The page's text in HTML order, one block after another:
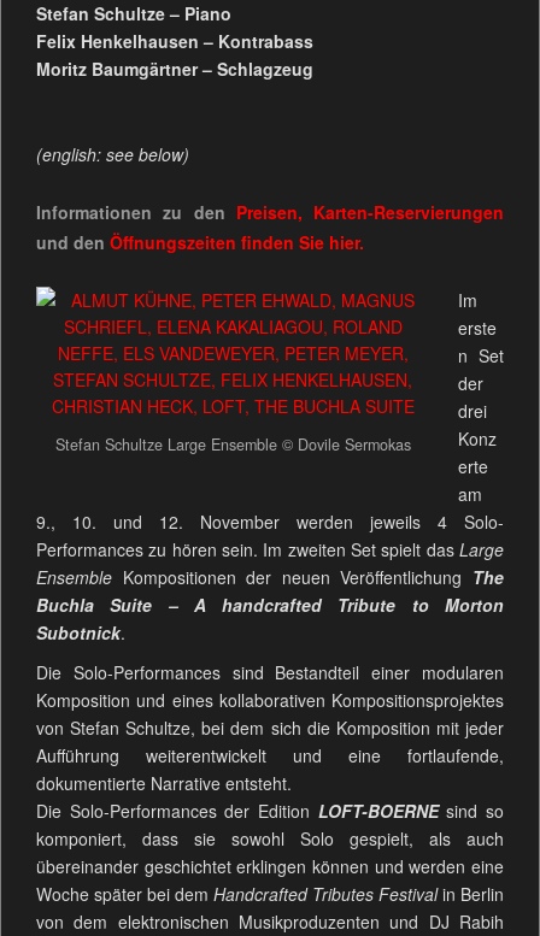
Stefan Schultze – Piano
Felix Henkelhausen – Kontrabass
Moritz Baumgärtner – Schlagzeug
(english: see below)
Informationen zu den Preisen, Karten-Reservierungen
und den Öffnungszeiten finden Sie hier.
Stefan Schultze Large Ensemble © Dovile Sermokas
Im
erste
n Set
der
drei
Konz
erte
am
9., 10. und 12. November werden jeweils 4 Solo-
Performances zu hören sein. Im zweiten Set spielt dasLarge
EnsembleKompositionen der neuen Veröffentlichung The
Buchla Suite – A handcrafted Tribute to Morton
Subotnick.
Die Solo-Performances sind Bestandteil einer modularen
Komposition und eines kollaborativen Kompositionsprojektes
von Stefan Schultze, bei dem sich die Komposition mit jeder
Aufführung weiterentwickelt und eine fortlaufende,
dokumentierte Narrative entsteht.
Die Solo-Performances der Edition LOFT-BOERNE sind so
komponiert, dass sie sowohl Solo gespielt, als auch
übereinander geschichtet erklingen können und werden eine
Woche später bei dem Handcrafted Tributes Festivalin Berlin
von dem elektronischen Musikproduzenten und DJ Rabih